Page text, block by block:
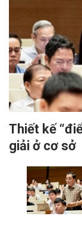
Thiết kế
giải ở cơ sở